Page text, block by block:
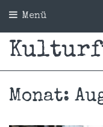
Menü
Monat: